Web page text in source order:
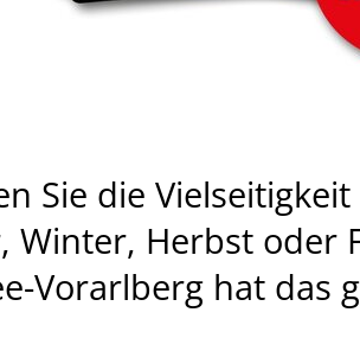
Sie die
Winter, Herbst oder
Vorarlberg hat das